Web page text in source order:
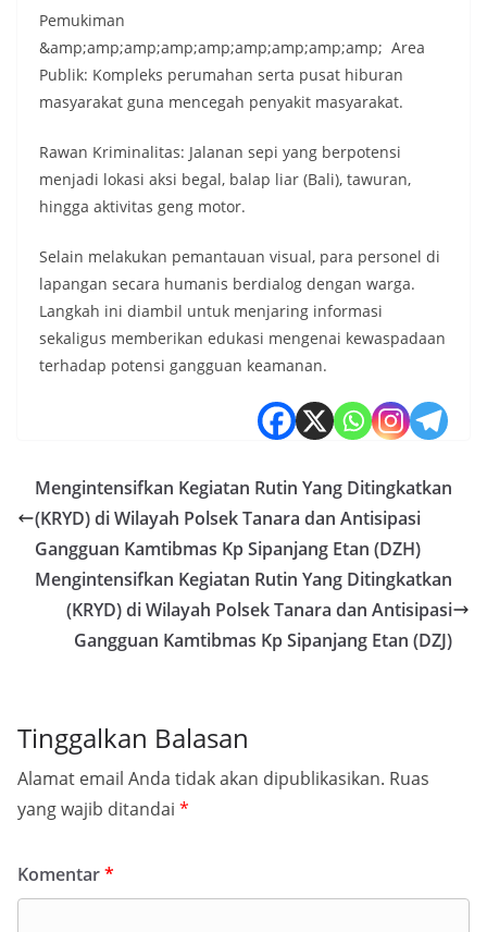
​Pemukiman
&amp;amp;amp;amp;amp;amp;amp;amp;amp; Area
Publik: Kompleks perumahan serta pusat hiburan
masyarakat guna mencegah penyakit masyarakat.
​Rawan Kriminalitas: Jalanan sepi yang berpotensi
menjadi lokasi aksi begal, balap liar (Bali), tawuran,
hingga aktivitas geng motor.
​Selain melakukan pemantauan visual, para personel di
lapangan secara humanis berdialog dengan warga.
Langkah ini diambil untuk menjaring informasi
sekaligus memberikan edukasi mengenai kewaspadaan
terhadap potensi gangguan keamanan.
Mengintensifkan Kegiatan Rutin Yang Ditingkatkan
(KRYD) di Wilayah Polsek Tanara dan Antisipasi
Gangguan Kamtibmas Kp Sipanjang Etan (DZH)
Mengintensifkan Kegiatan Rutin Yang Ditingkatkan
(KRYD) di Wilayah Polsek Tanara dan Antisipasi
Gangguan Kamtibmas Kp Sipanjang Etan (DZJ)
Tinggalkan Balasan
Alamat email Anda tidak akan dipublikasikan. Ruas
yang wajib ditandai *
Komentar*